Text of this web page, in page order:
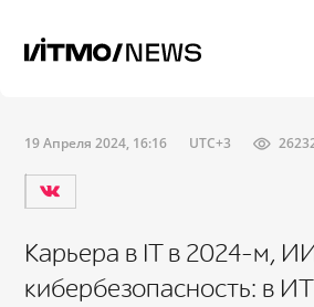
19 Апреля 2024, 16:16 UTC+3
Карьера в IT в 2024-м,
кибербезопасность: в